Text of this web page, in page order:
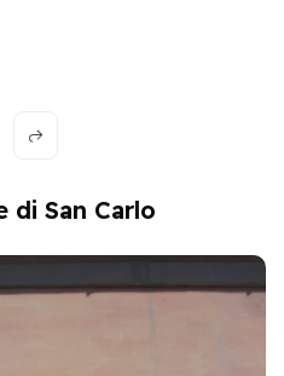
di San Carlo